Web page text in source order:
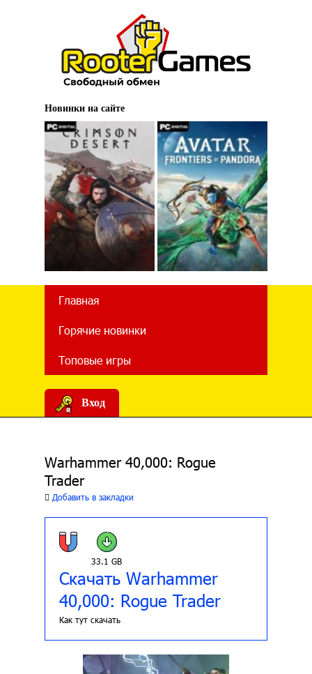
Новинки на сайте
Главная
Горячие новинки
Топовые игры
Вход
Warhammer 40,000: Rogue
Trader
Добавить в закладки
33.1 GB
Скачать Warhammer
40,000: Rogue Trader
Как тут скачать